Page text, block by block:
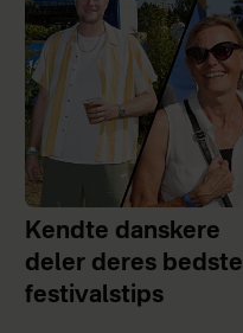
Kendte danskere
deler deres bedste
festivalstips